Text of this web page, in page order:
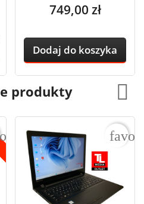
Cena
749,00 zł
Dodaj do koszyka
produkty